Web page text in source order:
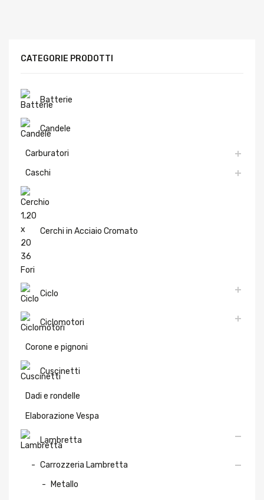
CATEGORIE PRODOTTI
Batterie
Candele
Carburatori
Caschi
Cerchi in Acciaio Cromato
Ciclo
Ciclomotori
Corone e pignoni
Cuscinetti
Dadi e rondelle
Elaborazione Vespa
Lambretta
Carrozzeria Lambretta
Metallo